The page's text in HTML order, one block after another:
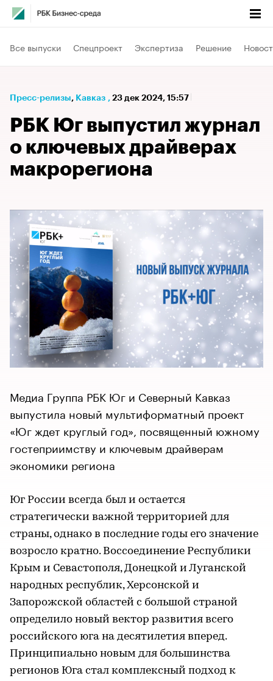
Все выпуски Спецпроект Экспертиза Решение
Пресс-релизы⁠, Кавказ , 23 дек 2024, 15:57
РБК Юг выпустил журнал
о ключевых драйверах
макрорегиона
Медиа Группа РБК Юг и Северный Кавказ
выпустила новый мультиформатный проект
«Юг ждет круглый год», посвященный южному
гостеприимству и ключевым драйверам
экономики региона
Юг России всегда был и остается
стратегически важной территорией для
страны, однако в последние годы его значение
возросло кратно. Воссоединение Республики
Крым и Севастополя, Донецкой и Луганской
народных республик, Херсонской и
Запорожской областей с большой страной
определило новый вектор развития всего
российского юга на десятилетия вперед.
Принципиально новым для большинства
регионов Юга стал комплексный подход к